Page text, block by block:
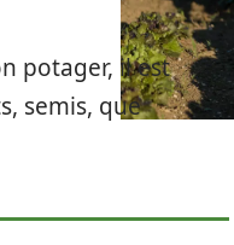
potager, il est
semis, que